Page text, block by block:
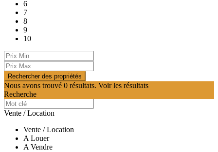
6
7
8
9
10
Nous avons trouvé 0 résultats. Voir les résultats
Recherche
Vente / Location
Vente / Location
A Louer
A Vendre